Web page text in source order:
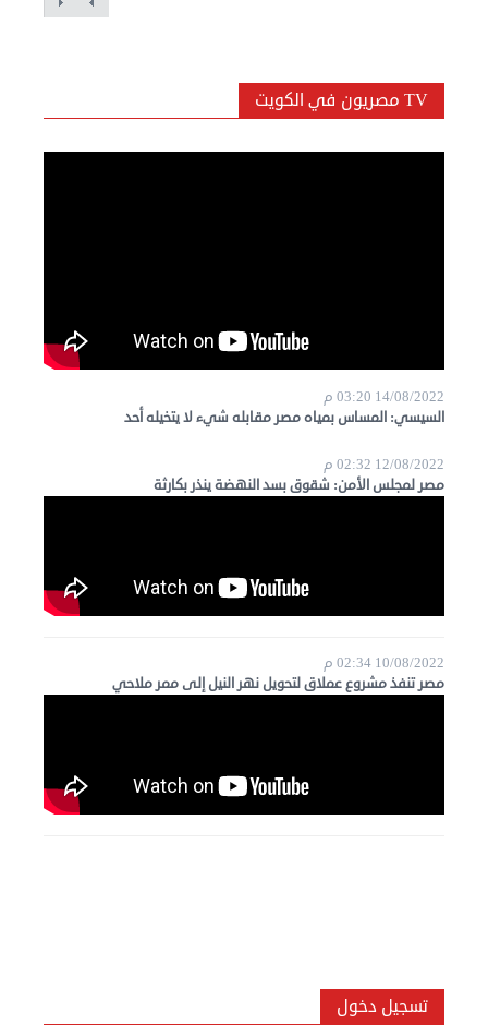
TV مصريون في الكويت
14/08/2022 03:20 م
السيسي: المساس بمياه مصر مقابله شيء لا يتخيله أحد
12/08/2022 02:32 م
مصر لمجلس الأمن: شقوق بسد النهضة ينذر بكارثة
10/08/2022 02:34 م
مصر تنفذ مشروع عملاق لتحويل نهر النيل إلى ممر ملاحي
تسجيل دخول